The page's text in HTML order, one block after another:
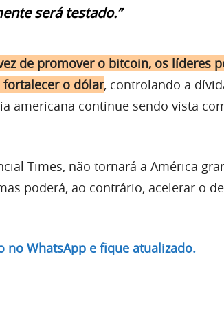
será testado.”
de promover o bitcoin, os líderes
fortalecer o dólar, controlando a
americana continue sendo vista
Times, não tornará a América
poderá, ao contrário, acelerar o
no WhatsApp e fique atualizado.